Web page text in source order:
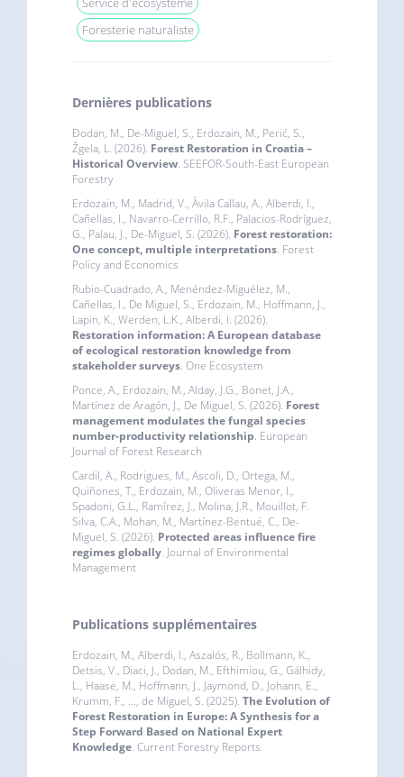
Foresterie naturaliste
Dernières publications
Đodan, M., De-Miguel, S., Erdozain, M., Perić, S.,
Žgela, L. (2026). Forest Restoration in Croatia –
Historical Overview. SEEFOR-South-East European
Forestry
Erdozain, M., Madrid, V., Àvila Callau, A., Alberdi, I.,
Cañellas, I., Navarro-Cerrillo, R.F., Palacios-Rodríguez,
G., Palau, J., De-Miguel, S. (2026). Forest restoration:
One concept, multiple interpretations. Forest
Policy and Economics
Rubio-Cuadrado, A., Menéndez-Miguélez, M.,
Cañellas, I., De Miguel, S., Erdozain, M., Hoffmann, J.,
Lapin, K., Werden, L.K., Alberdi, I. (2026).
Restoration information: A European database
of ecological restoration knowledge from
stakeholder surveys. One Ecosystem
Ponce, A., Erdozain, M., Alday, J.G., Bonet, J.A.,
Martínez de Aragón, J., De Miguel, S. (2026). Forest
management modulates the fungal species
number-productivity relationship. European
Journal of Forest Research
Cardil, A., Rodrigues, M., Ascoli, D., Ortega, M.,
Quiñones, T., Erdozain, M., Oliveras Menor, I.,
Spadoni, G.L., Ramírez, J., Molina, J.R., Mouillot, F.
Silva, C.A., Mohan, M., Martínez-Bentué, C., De-
Miguel, S. (2026). Protected areas influence fire
regimes globally. Journal of Environmental
Management
Publications supplémentaires
Erdozain, M., Alberdi, I., Aszalós, R., Bollmann, K.,
Detsis, V., Diaci, J., Dodan, M., Efthimiou, G., Gálhidy,
L., Haase, M., Hoffmann, J., Jaymond, D., Johann, E.,
Krumm, F., ..., de Miguel, S. (2025). The Evolution of
Forest Restoration in Europe: A Synthesis for a
Step Forward Based on National Expert
Knowledge. Current Forestry Reports.